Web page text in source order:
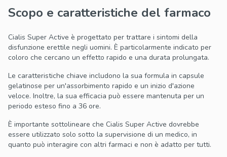
Scopo e caratteristiche del farmaco
Cialis Super Active è progettato per trattare i sintomi della
disfunzione erettile negli uomini. È particolarmente indicato per
coloro che cercano un effetto rapido e una durata prolungata.
Le caratteristiche chiave includono la sua formula in capsule
gelatinose per un'assorbimento rapido e un inizio d'azione
veloce. Inoltre, la sua efficacia può essere mantenuta per un
periodo esteso fino a 36 ore.
È importante sottolineare che Cialis Super Active dovrebbe
essere utilizzato solo sotto la supervisione di un medico, in
quanto può interagire con altri farmaci e non è adatto per tutti.